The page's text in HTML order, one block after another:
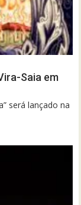
Saia em
será lançado na